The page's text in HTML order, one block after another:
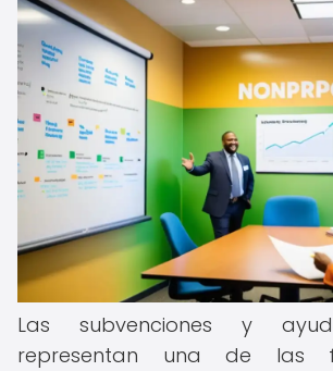
Las subvenciones y
representan una de las